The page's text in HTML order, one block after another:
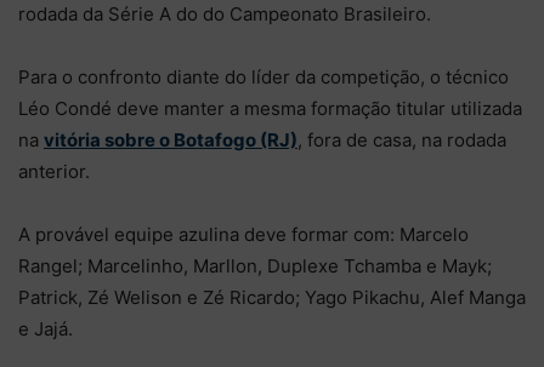
rodada da Série A do do Campeonato Brasileiro.
Para o confronto diante do líder da competição, o técnico
Léo Condé deve manter a mesma formação titular utilizada
na vitória sobre o Botafogo (RJ), fora de casa, na rodada
anterior.
A provável equipe azulina deve formar com: Marcelo
Rangel; Marcelinho, Marllon, Duplexe Tchamba e Mayk;
Patrick, Zé Welison e Zé Ricardo; Yago Pikachu, Alef Manga
e Jajá.